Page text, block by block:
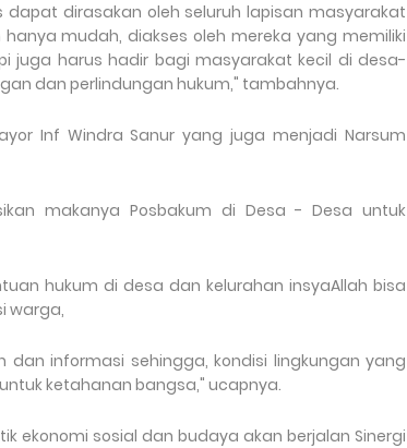
dapat dirasakan oleh seluruh lapisan masyarakat
mudah, diakses oleh mereka yang memiliki
juga harus hadir bagi masyarakat kecil di desa-
dan perlindungan hukum," tambahnya.
Inf Windra Sanur yang juga menjadi Narsum
makanya Posbakum di Desa - Desa untuk
hukum di desa dan kelurahan insyaAllah bisa
warga,
dan informasi sehingga, kondisi lingkungan yang
ketahanan bangsa," ucapnya.
ekonomi sosial dan budaya akan berjalan Sinergi